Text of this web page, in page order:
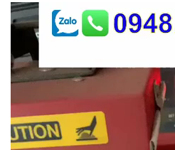
Trình
chơi
Video